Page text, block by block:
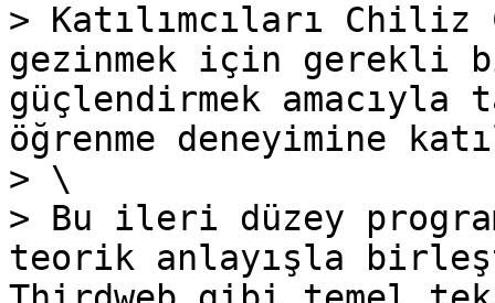
> Katılımcıları Chiliz
gezinmek için gerekli
güçlendirmek
öğrenme deneyimine
> \
> Bu ileri düzey
teorik anlayışla